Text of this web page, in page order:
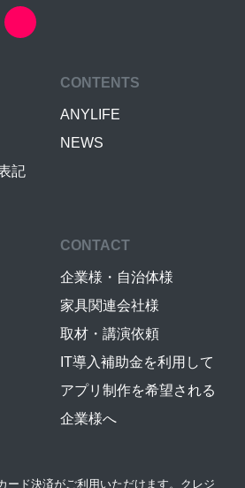
記
CONTENTS
ANYLIFE
NEWS
CONTACT
企業様・自治体様
家具関連会社様
取材・講演依頼
IT導入補助金を利用して
アプリ制作を希望される
企業様へ
ード決済がご利用いただけます。クレジ